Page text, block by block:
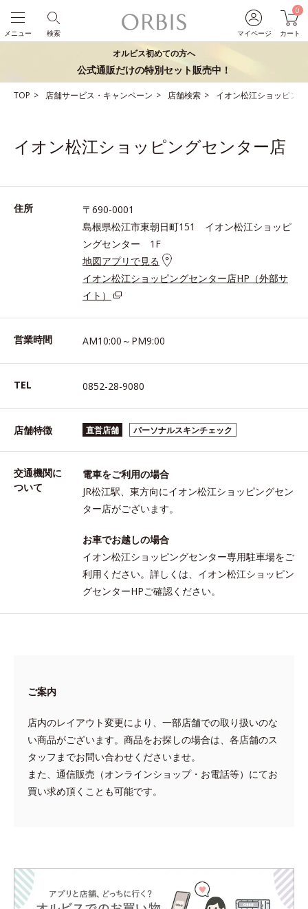
マイページ
0
カート
検索
メニュー
オルビス初めての方へ
公式通販だけの特別セット販売中！
TOP 店舗サービス・キャンペーン 店舗検索 イオン松江ショッピン
イオン松江ショッピングセンター店
住所
〒690-0001
島根県松江市東朝日町151 イオン松江ショッピ
ングセンター 1F
地図アプリで見る
イオン松江ショッピングセンター店HP（外部サ
イト）
営業時間 AM10:00～PM9:00
TEL 0852-28-9080
店舗特徴 直営店舗 パーソナルスキンチェック
交通機関に
ついて
電車をご利用の場合
JR松江駅、東方向にイオン松江ショッピングセン
ター店がございます。
お車でお越しの場合
イオン松江ショッピングセンター専用駐車場をご
利用ください。詳しくは、イオン松江ショッピン
グセンターHPご確認ください。
ご案内
店内のレイアウト変更により、一部店舗での取り扱いのな
い商品がございます。商品をお探しの場合は、各店舗のス
タッフまでお問い合わせくださいませ。
また、通信販売（オンラインショップ・お電話等）にてお
買い求め頂くことも可能です。